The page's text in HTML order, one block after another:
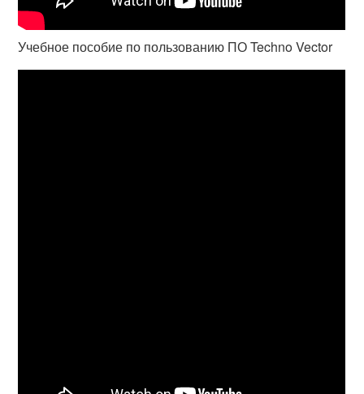
Учебное пособие по пользованию ПО Techno Vector